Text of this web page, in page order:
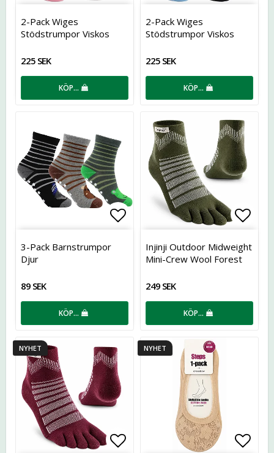
Lägg till i favoritlistan
2-Pack Wiges
Stödstrumpor Viskos
225 SEK
KÖP…
2-Pack Wiges
Stödstrumpor Viskos
225 SEK
KÖP…
Lägg till i favoritlistan
3-Pack Barnstrumpor
Djur
89 SEK
KÖP…
Injinji Outdoor Midweight
Mini-Crew Wool Forest
249 SEK
KÖP…
NYHET NYHET